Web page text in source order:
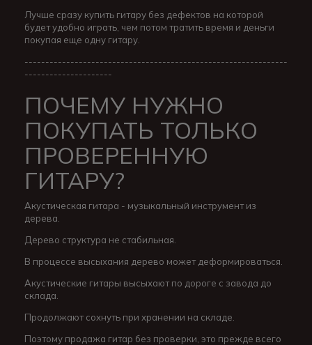
Лучше сразу купить гитару без дефектов на которой
будет удобно играть, чем потом тратить время и деньги
покупая еще одну гитару.
---------------------------------------------------------------
---------------------
ПОЧЕМУ НУЖНО
ПОКУПАТЬ ТОЛЬКО
ПРОВЕРЕННУЮ
ГИТАРУ?
Акустическая гитара - музыкальный инструмент из
дерева.
Дерево структура не стабильная.
В процессе высыхания дерево может деформироваться.
Акустические гитары высыхают по дороге с завода до
склада.
Продолжают сохнуть при хранении на складе.
Поэтому продажа гитар без проверки, это прежде всего